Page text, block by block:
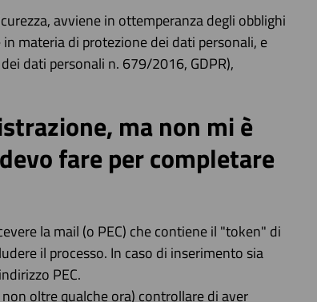
avviene in ottemperanza degli obblighi
materia di protezione dei dati personali, e
dati personali n. 679/2016, GDPR),
ma non mi è
fare per completare
la mail (o PEC) che contiene il "token" di
il processo. In caso di inserimento sia
PEC.
oltre qualche ora) controllare di aver